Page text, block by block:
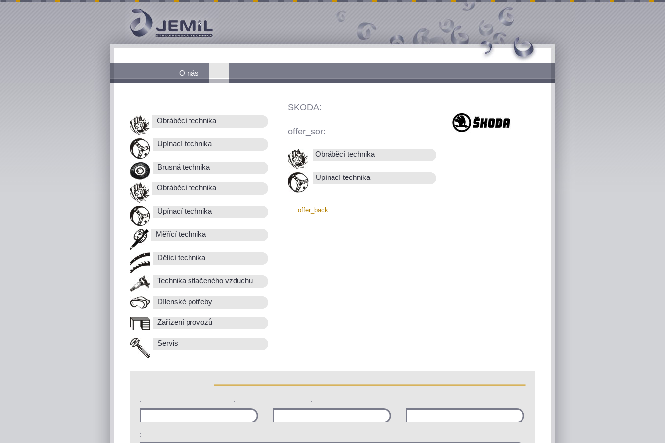
O nás
Obráběcí technika
Upínací technika
Brusná technika
Obráběcí technika
Upínací technika
Měřící technika
Dělící technika
Technika stlačeného vzduchu
Dílenské potřeby
Zařízení provozů
Servis
SKODA:
offer_sor:
Obráběcí technika
Upínací technika
offer_back
: : :
: